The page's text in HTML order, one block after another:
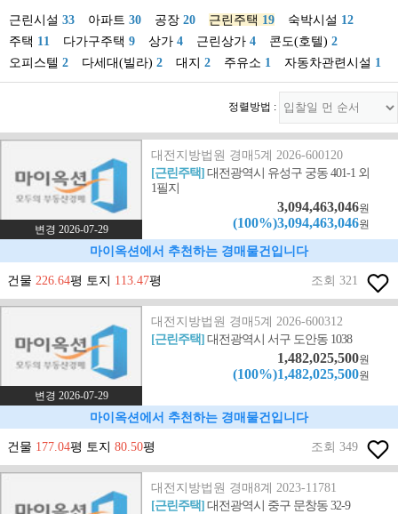
근린시설 33 아파트 30 공장 20 근린주택 19 숙박시설 12
주택 11 다가구주택 9 상가 4 근린상가 4 콘도(호텔) 2
오피스텔 2 다세대(빌라) 2 대지 2 주유소 1 자동차관련시설 1
정렬방법 :
변경 2026-07-29
대전지방법원 경매5계 2026-600120
[근린주택]대전광역시 유성구 궁동 401-1 외
1필지
3,094,463,046원
(100%)3,094,463,046원
마이옥션에서 추천하는 경매물건입니다
건물 226.64평 토지 113.47평 조회 321
변경 2026-07-29
대전지방법원 경매5계 2026-600312
[근린주택]대전광역시 서구 도안동 1038
1,482,025,500원
(100%)1,482,025,500원
마이옥션에서 추천하는 경매물건입니다
건물 177.04평 토지 80.50평 조회 349
대전지방법원 경매8계 2023-11781
[근린주택]대전광역시 중구 문창동 32-9